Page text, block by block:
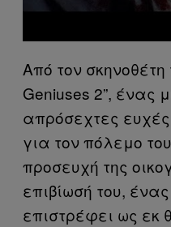
Από τον σκηνοθέτη
Geniuses 2”, ένας
απρόσεχτες
για τον πόλεμο
προσευχή της
επιβίωσή του,
επιστρέφει ως εκ